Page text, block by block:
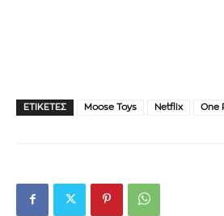
ΕΤΙΚΈΤΕΣ Moose Toys Netflix One